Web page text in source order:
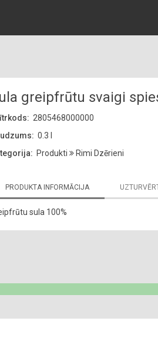
greipfrūtu svaigi
2805468000000
0.3 l
Produkti Rimi Dzērieni
PRODUKTA INFORMĀCIJA
sula 100%